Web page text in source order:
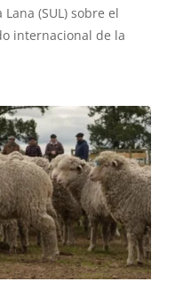
(SUL) sobre el
internacional de la